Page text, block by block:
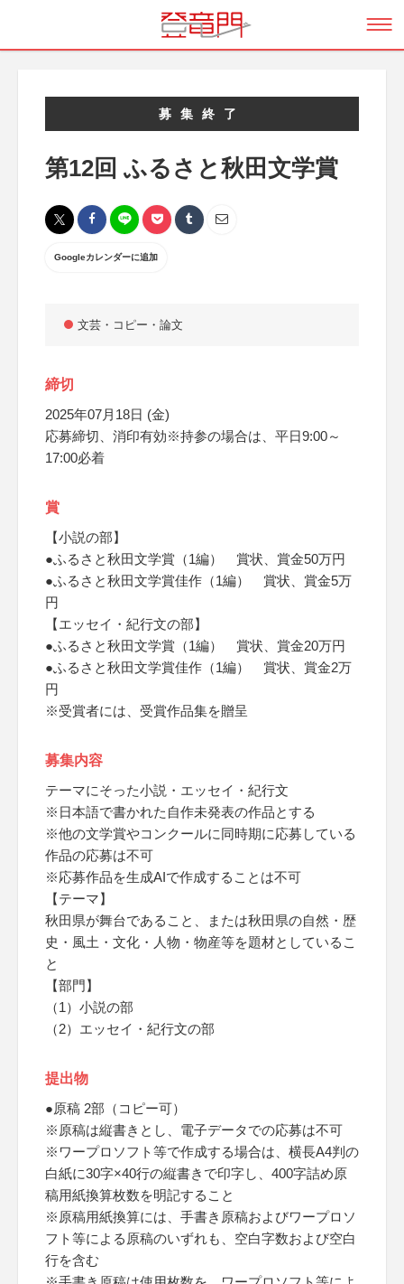
募集終了
第12回 ふるさと秋田文学賞
Googleカレンダーに追加
文芸・コピー・論文
締切
2025年07月18日 (金)
応募締切、消印有効※持参の場合は、平日9:00～
17:00必着
賞
【小説の部】
●ふるさと秋田文学賞（1編） 賞状、賞金50万円
●ふるさと秋田文学賞佳作（1編） 賞状、賞金5万
円
【エッセイ・紀行文の部】
●ふるさと秋田文学賞（1編） 賞状、賞金20万円
●ふるさと秋田文学賞佳作（1編） 賞状、賞金2万
円
※受賞者には、受賞作品集を贈呈
募集内容
テーマにそった小説・エッセイ・紀行文
※日本語で書かれた自作未発表の作品とする
※他の文学賞やコンクールに同時期に応募している
作品の応募は不可
※応募作品を生成AIで作成することは不可
【テーマ】
秋田県が舞台であること、または秋田県の自然・歴
史・風土・文化・人物・物産等を題材としているこ
と
【部門】
（1）小説の部
（2）エッセイ・紀行文の部
提出物
●原稿 2部（コピー可）
※原稿は縦書きとし、電子データでの応募は不可
※ワープロソフト等で作成する場合は、横長A4判の
白紙に30字×40行の縦書きで印字し、400字詰め原
稿用紙換算枚数を明記すること
※原稿用紙換算には、手書き原稿およびワープロソ
フト等による原稿のいずれも、空白字数および空白
行を含む